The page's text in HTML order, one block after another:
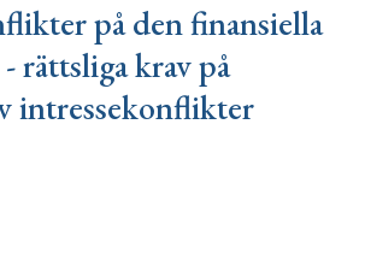
på den finansiella
rättsliga krav på
intressekonflikter